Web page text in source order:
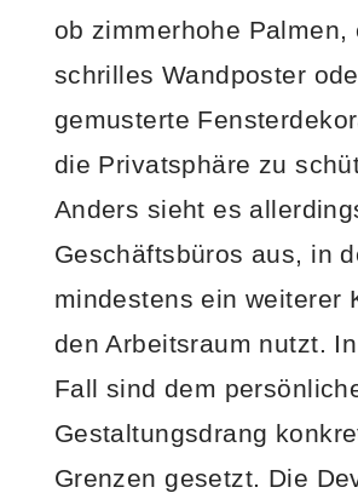
ob zimmerhohe Palmen,
schrilles Wandposter
gemusterte
die Privatsphäre zu
Anders sieht es
Geschäftsbüros aus, in
mindestens ein weiterer
den Arbeitsraum nutzt.
Fall sind dem
Gestaltungsdrang
Grenzen gesetzt. Die